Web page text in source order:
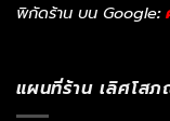
พิกัดร้าน บน Google:
แผนที่ร้าน เลิศโส